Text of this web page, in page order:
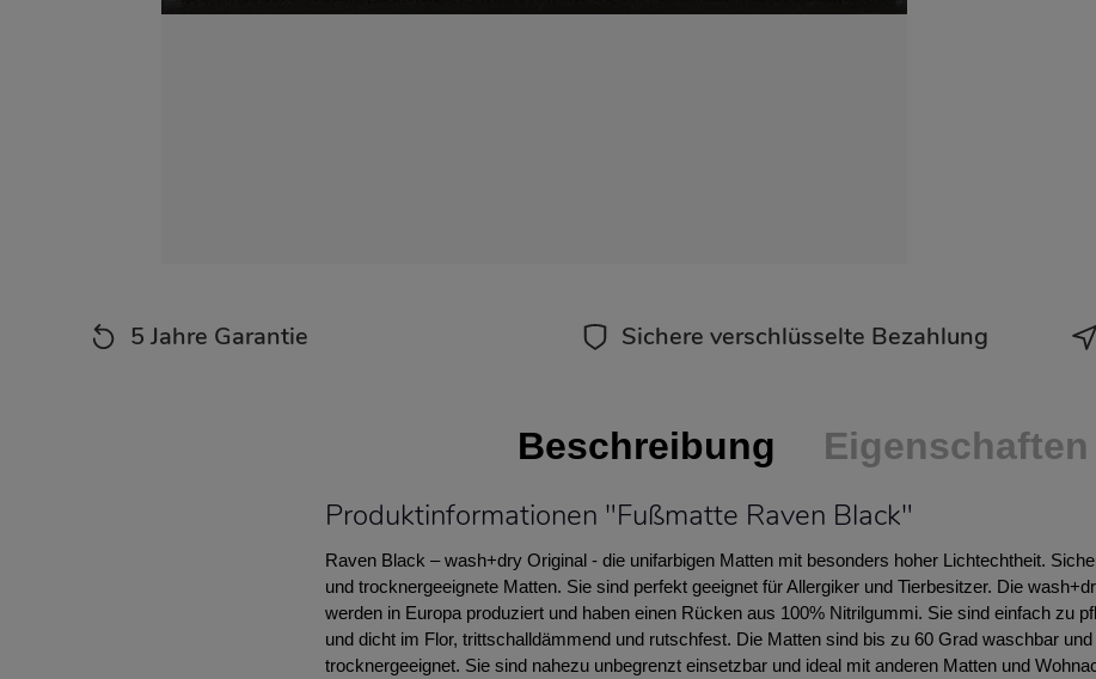
5 Jahre Garantie Sichere verschlüsselte Bezahlung
Beschreibung Eigenschaften
Produktinformationen "Fußmatte Raven Black"
Raven Black – wash+dry Original - die unifarbigen Matten mit besonders hoher Lichtechtheit.
und trocknergeeignete Matten. Sie sind perfekt geeignet für Allergiker und Tierbesitzer. Die
werden in Europa produziert und haben einen Rücken aus 100% Nitrilgummi. Sie sind einfach zu
und dicht im Flor, trittschalldämmend und rutschfest. Die Matten sind bis zu 60 Grad waschbar
trocknergeeignet. Sie sind nahezu unbegrenzt einsetzbar und ideal mit anderen Matten und